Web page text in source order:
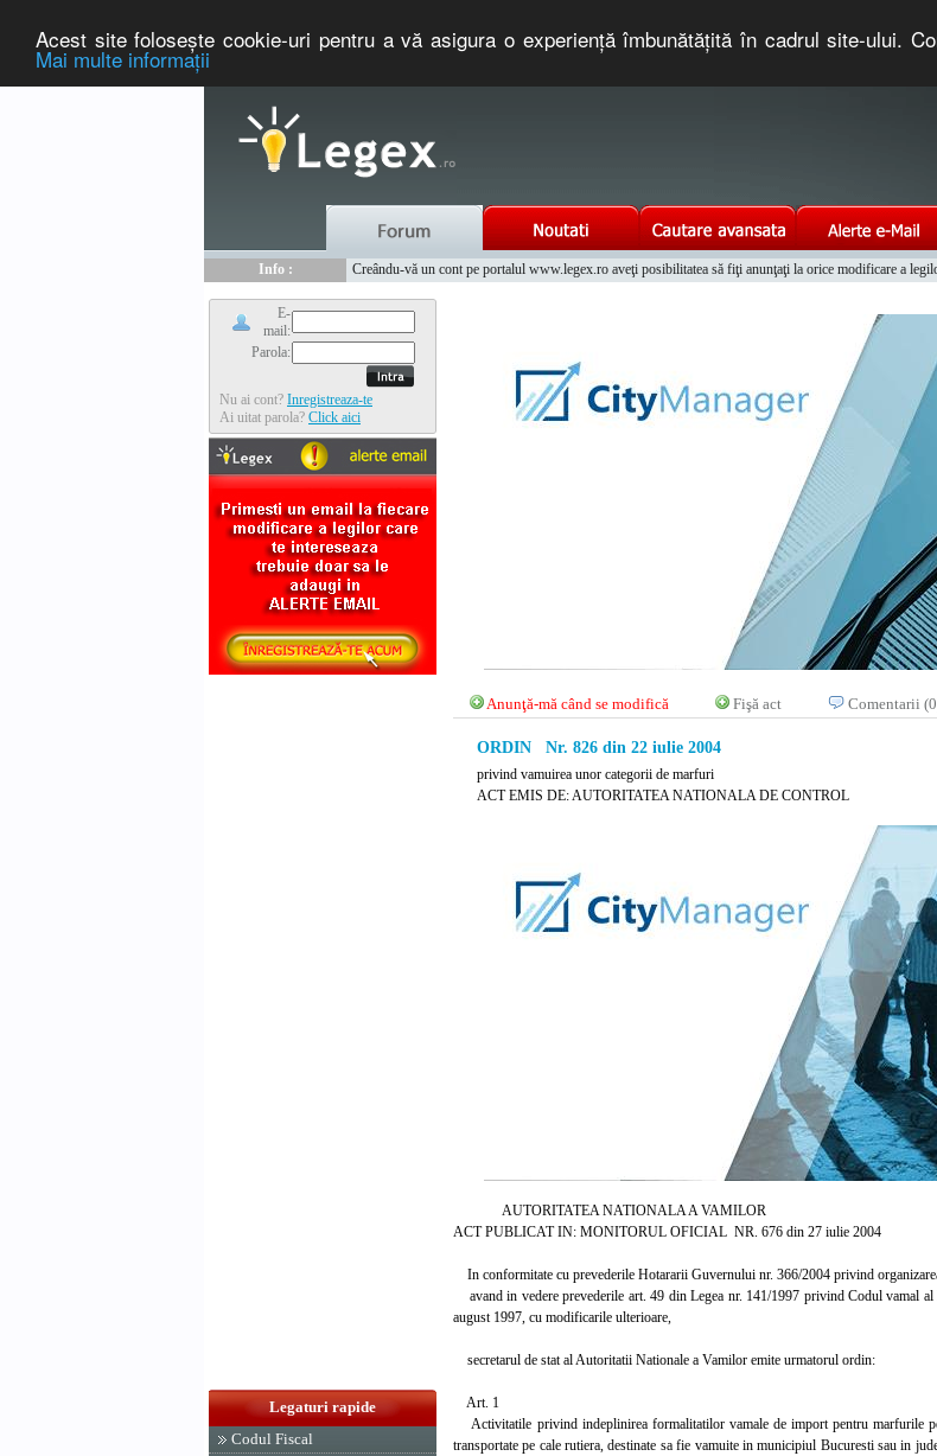
Acest site foloseşte cookie-uri pentru a vă asigura o experienţă îmbunătăţită în cadrul site-ului.
Mai multe informaţii
Info :
Creându-vă un cont pe portalul www.legex.ro aveţi posibilitatea să fiţi anunţaţi la orice modificare a
E-
mail:
Parola:
Nu ai cont? Inregistreaza-te
Ai uitat parola? Click aici
Legaturi rapide
Codul Fiscal
Anunţă-mă când se modifică Fişă act Comentarii
ORDIN Nr. 826 din 22 iulie 2004
privind vamuirea unor categorii de marfuri
ACT EMIS DE: AUTORITATEA NATIONALA DE CONTROL
AUTORITATEA NATIONALA A VAMILOR
ACT PUBLICAT IN: MONITORUL OFICIAL NR. 676 din 27 iulie 2004
In conformitate cu prevederile Hotararii Guvernului nr. 366/2004 privind
avand in vedere prevederile art. 49 din Legea nr. 141/1997 privind Codul vamal
august 1997, cu modificarile ulterioare,
secretarul de stat al Autoritatii Nationale a Vamilor emite urmatorul ordin:
Art. 1
Activitatile privind indeplinirea formalitatilor vamale de import pentru marfurile
transportate pe cale rutiera, destinate sa fie vamuite in municipiul Bucuresti sau in